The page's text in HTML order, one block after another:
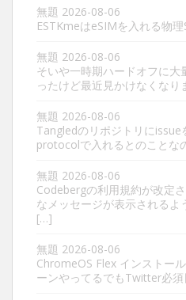
無題 2026-08-06
ESTKmeはeSIMを入れる物
無題 2026-08-06
そいや一時期ハードオフに
ったけど最近見かけなくなり
無題 2026-08-06
Tangledのリポジトリに
protocolで入れるとのことな
無題 2026-08-06
Codebergの利用規約が改定
なメッセージが表示されるよ
[…]
無題 2026-08-06
ChromeOS Flex インストー
ーンやってるでもTwitter必